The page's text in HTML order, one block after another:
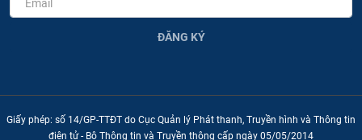
ĐĂNG KÝ
Giấy phép: số 14/GP-TTĐT do Cục Quản lý Phát thanh, Truyền hình và Thông tin
điện tử - Bộ Thông tin và Truyền thông cấp ngày 05/05/2014